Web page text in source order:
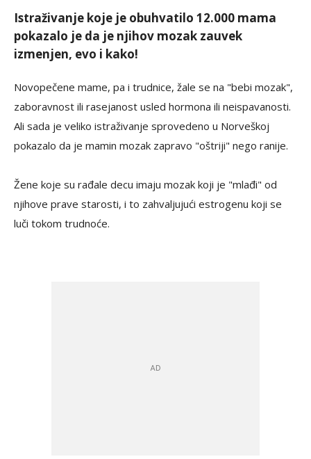
Istraživanje koje je obuhvatilo 12.000 mama
pokazalo je da je njihov mozak zauvek
izmenjen, evo i kako!
Novopečene mame, pa i trudnice, žale se na "bebi mozak",
zaboravnost ili rasejanost usled hormona ili neispavanosti.
Ali sada je veliko istraživanje sprovedeno u Norveškoj
pokazalo da je mamin mozak zapravo "oštriji" nego ranije.
Žene koje su rađale decu imaju mozak koji je "mlađi" od
njihove prave starosti, i to zahvaljujući estrogenu koji se
luči tokom trudnoće.